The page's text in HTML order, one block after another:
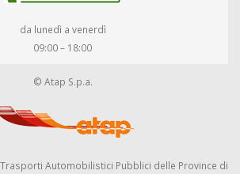
da lunedì a venerdì
09:00 – 18:00
© Atap S.p.a.
Automobilistici Pubblici delle Province di